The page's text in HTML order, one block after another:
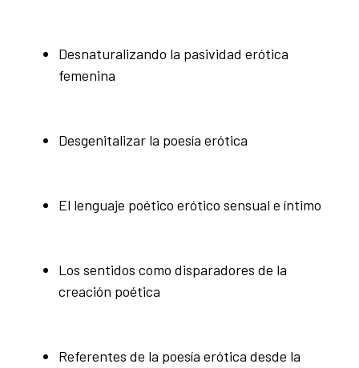
Desnaturalizando la pasividad erótica
femenina
Desgenitalizar la poesía erótica
El lenguaje poético erótico sensual e íntimo
Los sentidos como disparadores de la
creación poética
Referentes de la poesía erótica desde la